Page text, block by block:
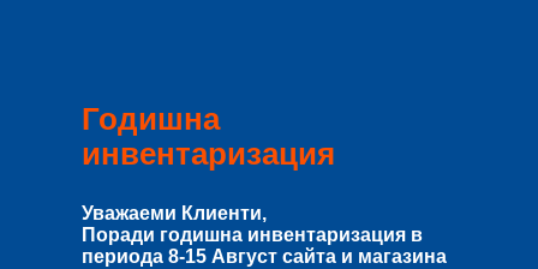
Годишна
инвентаризация
Уважаеми Клиенти,
Поради годишна инвентаризация в
периода 8-15 Август сайта и магазина